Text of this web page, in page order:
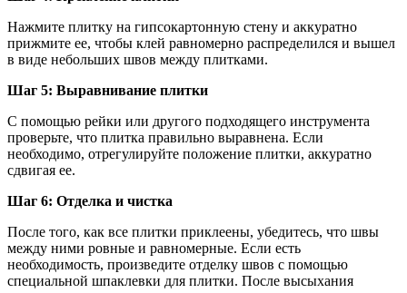
Нажмите плитку на гипсокартонную стену и аккуратно
прижмите ее, чтобы клей равномерно распределился и вышел
в виде небольших швов между плитками.
Шаг 5: Выравнивание плитки
С помощью рейки или другого подходящего инструмента
проверьте, что плитка правильно выравнена. Если
необходимо, отрегулируйте положение плитки, аккуратно
сдвигая ее.
Шаг 6: Отделка и чистка
После того, как все плитки приклеены, убедитесь, что швы
между ними ровные и равномерные. Если есть
необходимость, произведите отделку швов с помощью
специальной шпаклевки для плитки. После высыхания